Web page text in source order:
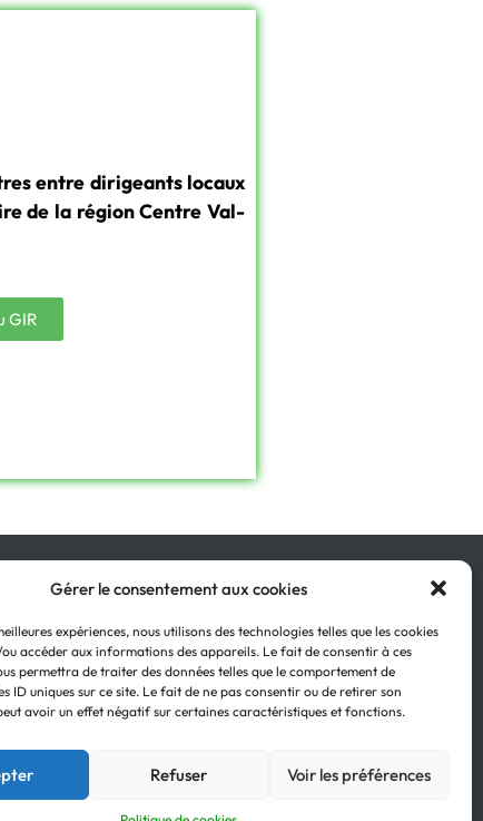
Gérer le consentement aux cookies
expériences, nous utilisons des technologies telles que les cookies
accéder aux informations des appareils. Le fait de consentir à ces
permettra de traiter des données telles que le comportement de
ID uniques sur ce site. Le fait de ne pas consentir ou de retirer son
avoir un effet négatif sur certaines caractéristiques et fonctions.
Refuser Voir les préférences
entre dirigeants locaux
de la région Centre Val-
GIR
Retour en haut